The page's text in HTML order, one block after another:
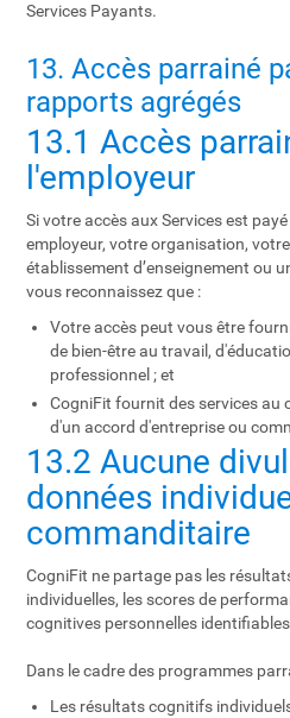
Services Payants.
13. Accès parrainé
rapports agrégés
13.1 Accès
l'employeur
Si votre accès aux Services est
employeur, votre organisation,
établissement d’enseignement ou
vous reconnaissez que :
Votre accès peut vous être
de bien-être au travail,
professionnel ; et
CogniFit fournit des services au
d'un accord d'entreprise ou
13.2 Aucune
données
commanditaire
CogniFit ne partage pas les
individuelles, les scores de
cognitives personnelles
Dans le cadre des programmes
Les résultats cognitifs